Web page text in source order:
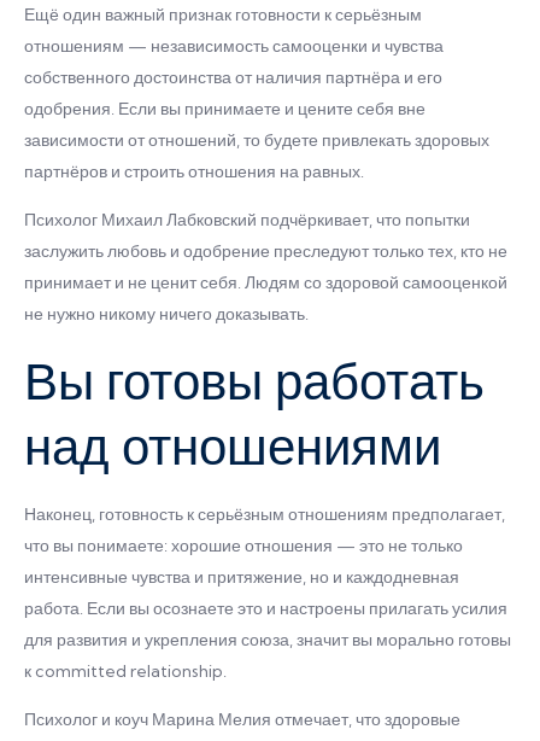
Ещё один важный признак готовности к серьёзным
отношениям — независимость самооценки и чувства
собственного достоинства от наличия партнёра и его
одобрения. Если вы принимаете и цените себя вне
зависимости от отношений, то будете привлекать здоровых
партнёров и строить отношения на равных.
Психолог Михаил Лабковский подчёркивает, что попытки
заслужить любовь и одобрение преследуют только тех, кто не
принимает и не ценит себя. Людям со здоровой самооценкой
не нужно никому ничего доказывать.
Вы готовы работать
над отношениями
Наконец, готовность к серьёзным отношениям предполагает,
что вы понимаете: хорошие отношения — это не только
интенсивные чувства и притяжение, но и каждодневная
работа. Если вы осознаете это и настроены прилагать усилия
для развития и укрепления союза, значит вы морально готовы
к committed relationship.
Психолог и коуч Марина Мелия отмечает, что здоровые